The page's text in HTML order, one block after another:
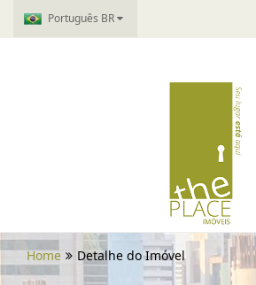
Português BR
Home Detalhe do Imóvel